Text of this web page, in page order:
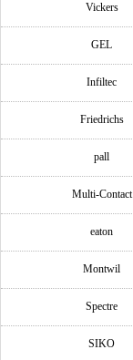
Vickers
GEL
Infiltec
Friedrichs
pall
Multi-Contact
eaton
Montwil
Spectre
SIKO